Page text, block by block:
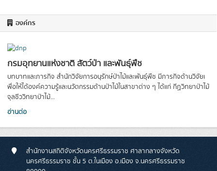
องค์กร
กรมอุทยานแห่งชาติ สัตว์ป่า และพันธุ์พืช
บทบาทและภารกิจ สำนักวิจัยการอนุรักษ์ป่าไม้และพันธุ์พืช มีภารกิจด้านวิจัยเ
พื่อให้ได้องค์ความรู้และนวัตกรรมด้านป่าไม้ในสาขาต่าง ๆ ได้แก่ กีฏวิทยาป่าไม้
จุลชีววิทยาป่าไม้...
อ่านต่อ
สำนักงานสถิติจังหวัดนครศรีธรรมราช ศาลากลางจังหวัด
นครศรีธรรมราช ชั้น 5 ต.ในเมือง อ.เมือง จ.นครศรีธรรมราช